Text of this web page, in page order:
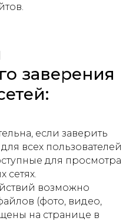
заверения
если заверить
всех пользователей
для просмотра
сетях.
возможно
(фото, видео,
на странице в